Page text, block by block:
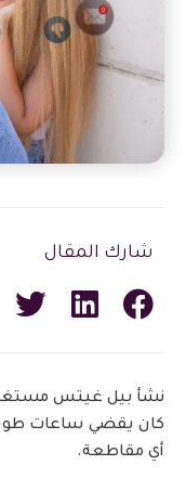
شارك المقال
نشأ بيل غيتس
كان يقضي ساعات
أي مقاطعة.